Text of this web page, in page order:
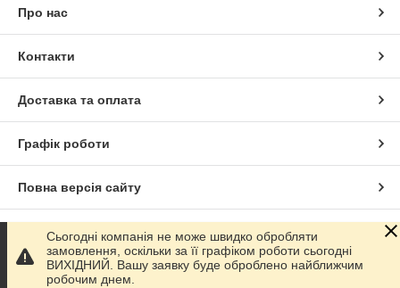
встановленні та економічним рішенням для з'єднання труб у
системах водопостачання та каналізації.
Купити поліетиленові муфти
Про нас
Контакти
Доставка та оплата
Графік роботи
Повна версія сайту
Сайт створено на маркетплейсі Prom.ua
Політика конфіденційності
Сьогодні компанія не може швидко обробляти
замовлення, оскільки за її графіком роботи сьогодні
ВИХІДНИЙ. Вашу заявку буде оброблено найближчим
робочим днем.